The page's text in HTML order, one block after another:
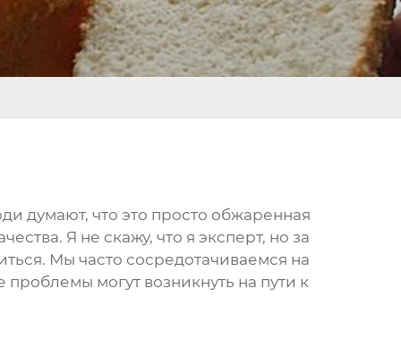
думают, что это просто обжаренная
Я не скажу, что я эксперт, но за
Мы часто сосредотачиваемся на
могут возникнуть на пути к